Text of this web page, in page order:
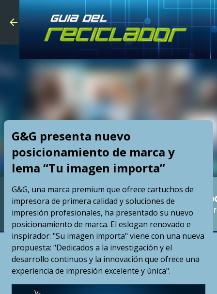
Skip to
G&G presenta nuevo
posicionamiento de marca y
lema “Tu imagen importa”
G&G, una marca premium que ofrece cartuchos de
impresora de primera calidad y soluciones de
impresión profesionales, ha presentado su nuevo
posicionamiento de marca. El eslogan renovado e
inspirador: "Su imagen importa" viene con una nueva
propuesta: "Dedicados a la investigación y el
desarrollo continuos y la innovación que ofrece una
experiencia de impresión excelente y única".